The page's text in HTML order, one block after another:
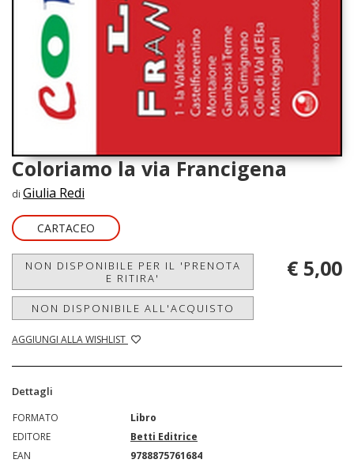
Coloriamo la via Francigena
di Giulia Redi
CARTACEO
NON DISPONIBILE PER IL 'PRENOTA
E RITIRA'
NON DISPONIBILE ALL'ACQUISTO
AGGIUNGI ALLA WISHLIST
€ 5,00
Dettagli
FORMATO
Libro
EDITORE
Betti Editrice
EAN
9788875761684